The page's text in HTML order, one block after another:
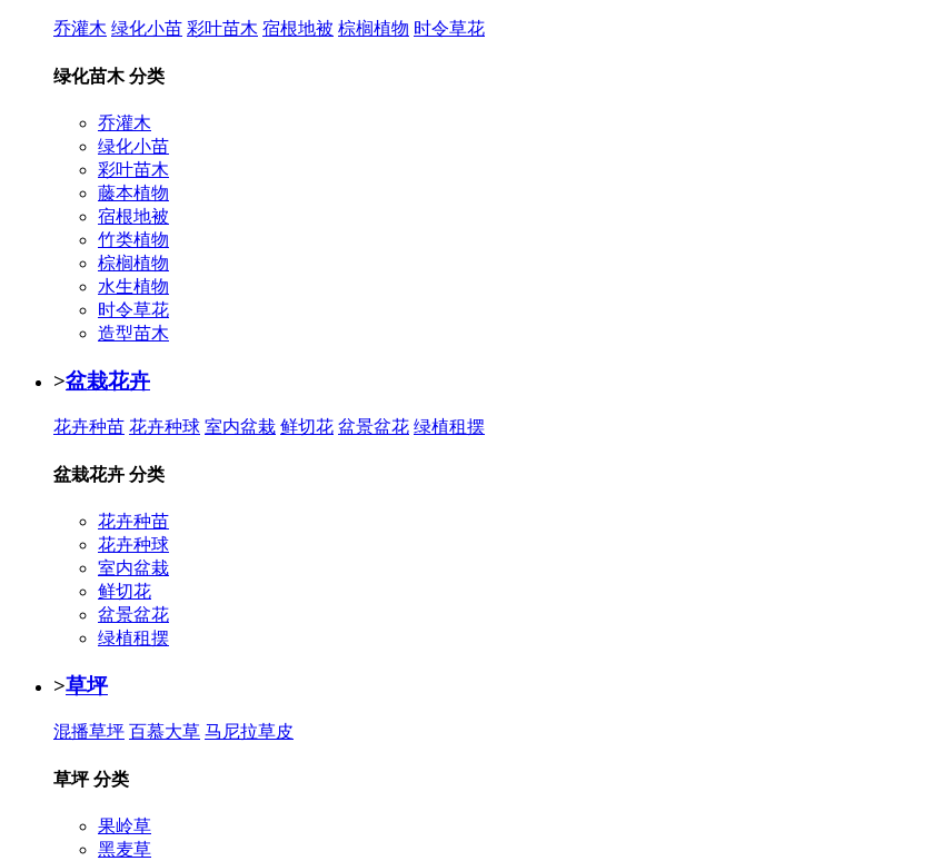
乔灌木 绿化小苗 彩叶苗木 宿根地被 棕榈植物 时令草花
绿化苗木 分类
乔灌木
绿化小苗
彩叶苗木
藤本植物
宿根地被
竹类植物
棕榈植物
水生植物
时令草花
造型苗木
>盆栽花卉
花卉种苗 花卉种球 室内盆栽 鲜切花 盆景盆花 绿植租摆
盆栽花卉 分类
花卉种苗
花卉种球
室内盆栽
鲜切花
盆景盆花
绿植租摆
>草坪
混播草坪 百慕大草 马尼拉草皮
草坪 分类
果岭草
黑麦草